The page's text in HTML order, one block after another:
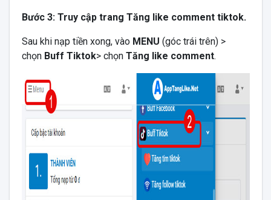
Bước 3: Truy cập trang Tăng like comment tiktok.
Sau khi nạp tiền xong, vào MENU (góc trái trên) >
chọn Buff Tiktok> chọn Tăng like comment.